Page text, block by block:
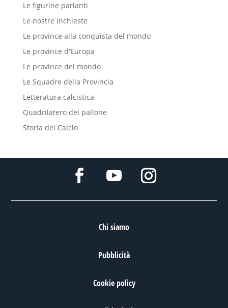
Le figurine parlanti
Le nostre inchieste
Le province alla conquista del mondo
Le province d'Europa
Le province del mondo
Le Squadre della Provincia
Letteratura calcistica
Quadrilatero del pallone
Storia del Calcio
Chi siamo
Pubblicità
Cookie policy